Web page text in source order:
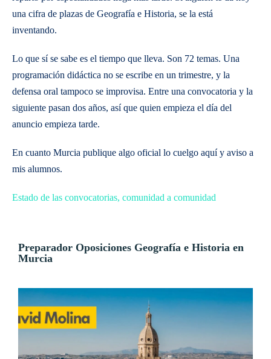
una cifra de plazas de Geografía e Historia, se la está
inventando.
Lo que sí se sabe es el tiempo que lleva. Son 72 temas. Una
programación didáctica no se escribe en un trimestre, y la
defensa oral tampoco se improvisa. Entre una convocatoria y la
siguiente pasan dos años, así que quien empieza el día del
anuncio empieza tarde.
En cuanto Murcia publique algo oficial lo cuelgo aquí y aviso a
mis alumnos.
Estado de las convocatorias, comunidad a comunidad
Preparador Oposiciones Geografía e Historia en
Murcia